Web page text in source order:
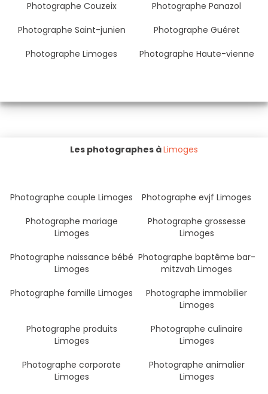
Photographe Couzeix
Photographe Panazol
Photographe Saint-junien
Photographe Guéret
Photographe Limoges
Photographe Haute-vienne
Les photographes àLimoges
Photographe couple Limoges
Photographe evjf Limoges
Photographe mariage
Limoges
Photographe grossesse
Limoges
Photographe naissance bébé
Limoges
Photographe baptême bar-
mitzvah Limoges
Photographe famille Limoges
Photographe immobilier
Limoges
Photographe produits
Limoges
Photographe culinaire
Limoges
Photographe corporate
Limoges
Photographe animalier
Limoges